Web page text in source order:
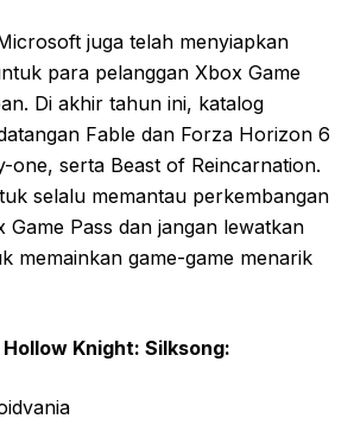
juga telah menyiapkan
para pelanggan Xbox Game
Di akhir tahun ini, katalog
Fable dan Forza Horizon 6
one, serta Beast of Reincarnation.
selalu memantau perkembangan
Pass dan jangan lewatkan
memainkan game-game menarik
Knight: Silksong: